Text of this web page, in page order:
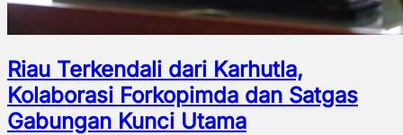
Riau Terkendali dari Karhutla,
Kolaborasi Forkopimda dan Satgas
Gabungan Kunci Utama